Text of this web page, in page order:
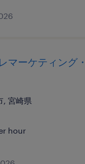
マーケティング
, 宮崎県
hour